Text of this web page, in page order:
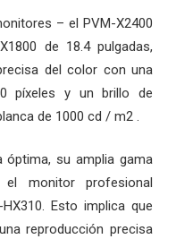
– el PVM-X2400
de 18.4 pulgadas,
del color con una
píxeles y un brillo de
de 1000 cd / m2 .
óptima, su amplia gama
monitor profesional
Esto implica que
reproducción precisa